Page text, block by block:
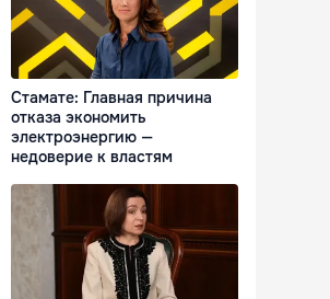
Стамате: Главная причина
отказа экономить
электроэнергию —
недоверие к властям